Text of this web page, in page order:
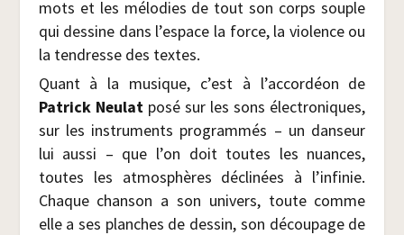
mots et les mélo­dies de tout son corps souple
qui des­sine dans l’espace la force, la vio­lence ou
la ten­dresse des textes.
Quant à la musique, c’est à l’accordéon de
Patrick Neu­latposé sur les sons élec­tro­niques,
sur les ins­tru­ments pro­gram­més – un dan­seur
lui aus­si – que l’on doit toutes les nuances,
toutes les atmo­sphères décli­nées à l’infinie.
Chaque chan­son a son uni­vers, toute comme
elle a ses planches de des­sin, son décou­page de